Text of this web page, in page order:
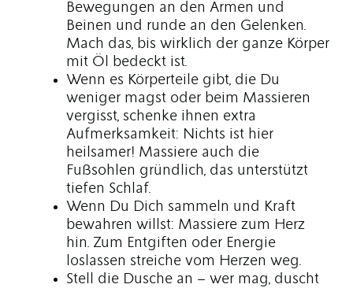
Bewegungen an den Armen und
Beinen und runde an den Gelenken.
Mach das, bis wirklich der ganze Körper
mit Öl bedeckt ist.
Wenn es Körperteile gibt, die Du
weniger magst oder beim Massieren
vergisst, schenke ihnen extra
Aufmerksamkeit: Nichts ist hier
heilsamer! Massiere auch die
Fußsohlen gründlich, das unterstützt
tiefen Schlaf.
Wenn Du Dich sammeln und Kraft
bewahren willst: Massiere zum Herz
hin. Zum Entgiften oder Energie
loslassen streiche vom Herzen weg.
Stell die Dusche an – wer mag, duscht